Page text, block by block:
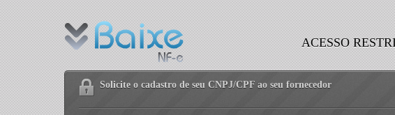
ACESSO
Solicite o cadastro de seu CNPJ/CPF ao seu fornecedor